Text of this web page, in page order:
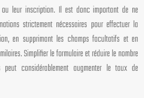
ou leur inscription. Il est donc important de ne
strictement nécessaires pour effectuer la
en supprimant les champs facultatifs et en
Simplifier le formulaire et réduire le nombre
considérablement augmenter le taux de